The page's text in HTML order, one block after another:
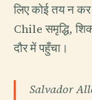
लिए कोई तय न
Chile समृद्धि,
दौर में पहुँचा।
Salvador